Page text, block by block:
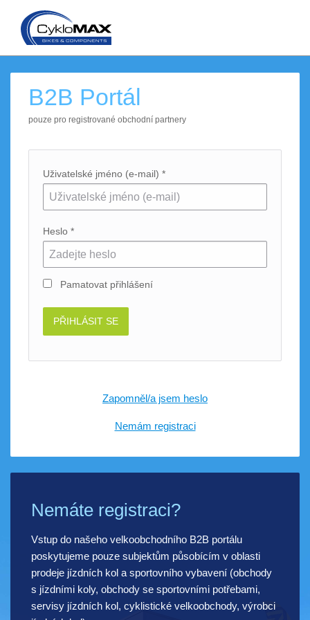
B2B Portál
pouze pro registrované obchodní partnery
Uživatelské jméno (e-mail) *
Heslo *
Pamatovat přihlášení
PŘIHLÁSIT SE
Zapomněl/a jsem heslo
Nemám registraci
Nemáte registraci?
Vstup do našeho velkoobchodního B2B portálu
poskytujeme pouze subjektům působícím v oblasti
prodeje jízdních kol a sportovního vybavení (obchody
s jízdními koly, obchody se sportovními potřebami,
servisy jízdních kol, cyklistické velkoobchody, výrobci